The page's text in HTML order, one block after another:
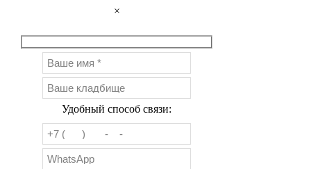
×
Удобный способ связи: